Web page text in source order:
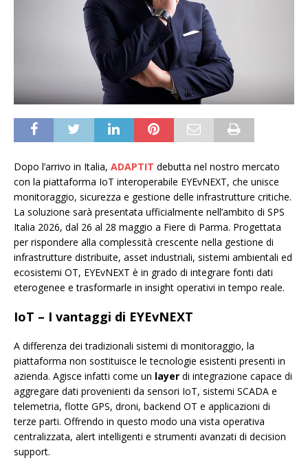
Dopo l’arrivo in Italia, ADAPTIT debutta nel nostro mercato
con la piattaforma IoT interoperabile EYEvNEXT, che unisce
monitoraggio, sicurezza e gestione delle infrastrutture critiche.
La soluzione sarà presentata ufficialmente nell’ambito di SPS
Italia 2026, dal 26 al 28 maggio a Fiere di Parma. Progettata
per rispondere alla complessità crescente nella gestione di
infrastrutture distribuite, asset industriali, sistemi ambientali ed
ecosistemi OT, EYEvNEXT è in grado di integrare fonti dati
eterogenee e trasformarle in insight operativi in tempo reale.
IoT – I vantaggi di EYEvNEXT
A differenza dei tradizionali sistemi di monitoraggio, la
piattaforma non sostituisce le tecnologie esistenti presenti in
azienda. Agisce infatti come un layer di integrazione capace di
aggregare dati provenienti da sensori IoT, sistemi SCADA e
telemetria, flotte GPS, droni, backend OT e applicazioni di
terze parti. Offrendo in questo modo una vista operativa
centralizzata, alert intelligenti e strumenti avanzati di decision
support.